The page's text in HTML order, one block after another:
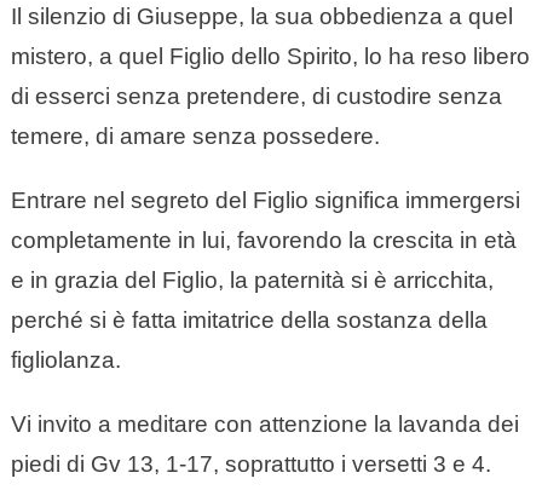
Il silenzio di Giuseppe, la sua obbedienza a quel
mistero, a quel Figlio dello Spirito, lo ha reso libero
di esserci senza pretendere, di custodire senza
temere, di amare senza possedere.
Entrare nel segreto del Figlio significa immergersi
completamente in lui, favorendo la crescita in età
e in grazia del Figlio, la paternità si è arricchita,
perché si è fatta imitatrice della sostanza della
figliolanza.
Vi invito a meditare con attenzione la lavanda dei
piedi di Gv 13, 1-17, soprattutto i versetti 3 e 4.